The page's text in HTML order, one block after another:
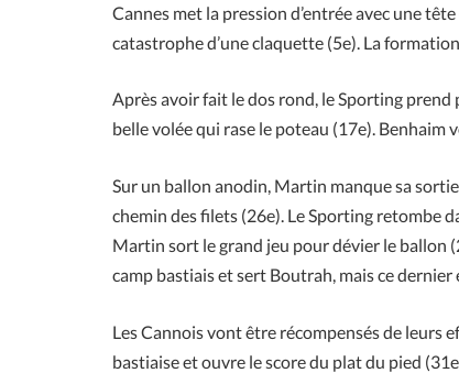
Cannes met la pression d’entrée avec une
catastrophe d’une claquette (5e). La
Après avoir fait le dos rond, le Sporting prend
belle volée qui rase le poteau (17e).
Sur un ballon anodin, Martin manque sa
chemin des filets (26e). Le Sporting retombe
Martin sort le grand jeu pour dévier le ballon
camp bastiais et sert Boutrah, mais ce dernier
Les Cannois vont être récompensés de leurs
bastiaise et ouvre le score du plat du pied